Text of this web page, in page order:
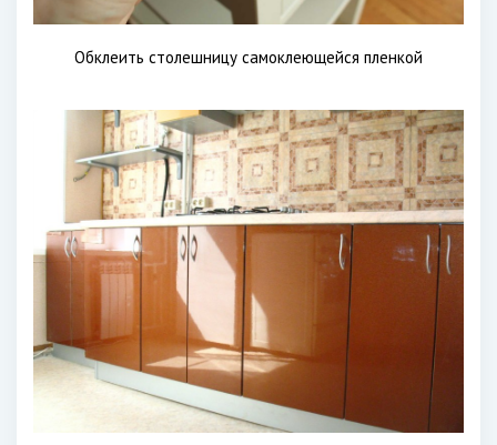
Обклеить столешницу самоклеющейся пленкой